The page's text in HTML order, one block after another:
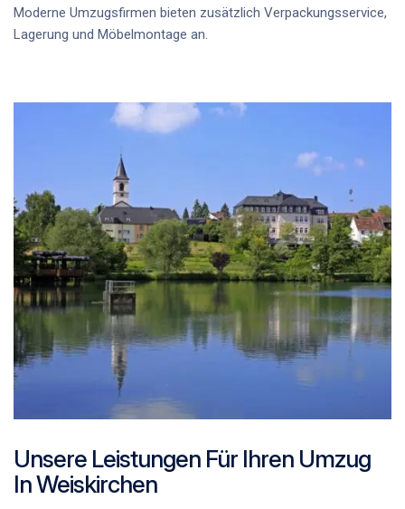
Moderne Umzugsfirmen bieten zusätzlich Verpackungsservice,
Lagerung und Möbelmontage an.
Unsere Leistungen Für Ihren Umzug
In Weiskirchen